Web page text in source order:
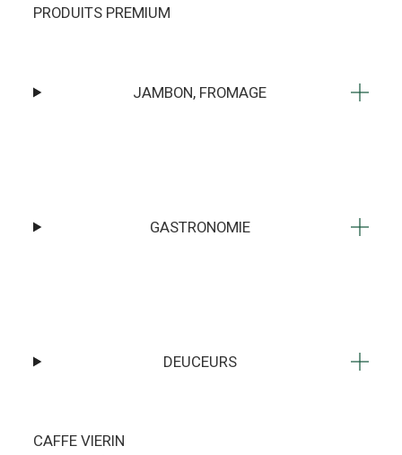
PRODUITS PREMIUM
JAMBON, FROMAGE
GASTRONOMIE
DEUCEURS
CAFFE VIERIN